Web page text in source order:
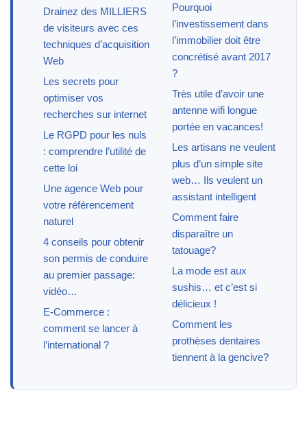
Drainez des MILLIERS
de visiteurs avec ces
techniques d’acquisition
Web
Les secrets pour
optimiser vos
recherches sur internet
Le RGPD pour les nuls
: comprendre l’utilité de
cette loi
Une agence Web pour
votre référencement
naturel
4 conseils pour obtenir
son permis de conduire
au premier passage:
vidéo…
E-Commerce :
comment se lancer à
l’international ?
Pourquoi
l’investissement dans
l’immobilier doit être
concrétisé avant 2017
?
Très utile d’avoir une
antenne wifi longue
portée en vacances!
Les artisans ne veulent
plus d’un simple site
web… Ils veulent un
assistant intelligent
Comment faire
disparaître un
tatouage?
La mode est aux
sushis… et c’est si
délicieux !
Comment les
prothèses dentaires
tiennent à la gencive?